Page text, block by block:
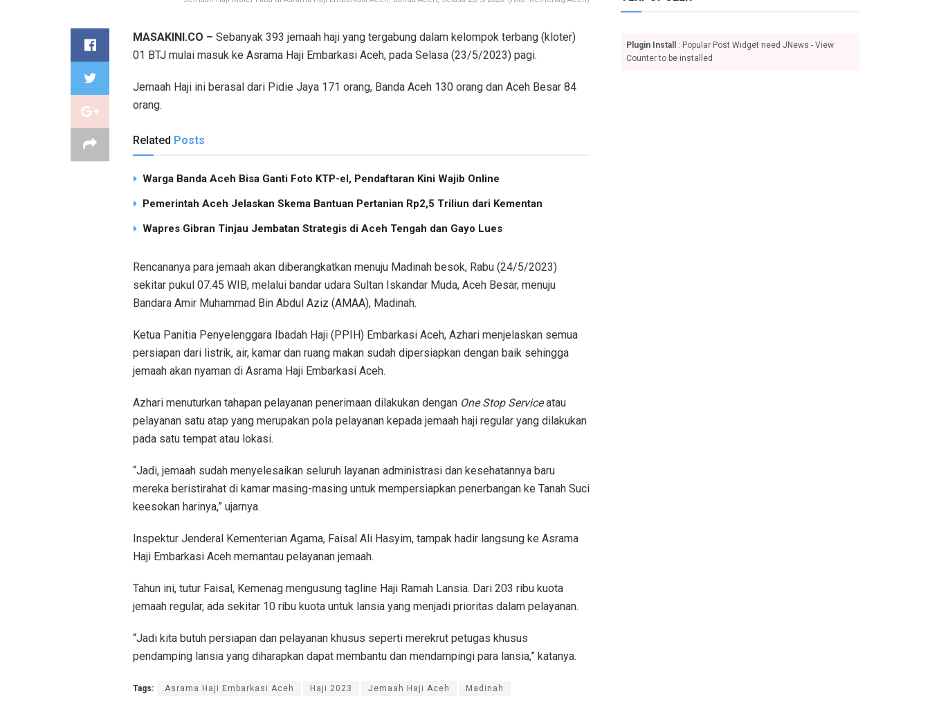
MASAKINI.CO – Sebanyak 393 jemaah haji yang tergabung dalam kelompok terbang (kloter)
01 BTJ mulai masuk ke Asrama Haji Embarkasi Aceh, pada Selasa (23/5/2023) pagi.
Jemaah Haji ini berasal dari Pidie Jaya 171 orang, Banda Aceh 130 orang dan Aceh Besar 84
orang.
Related Posts
Warga Banda Aceh Bisa Ganti Foto KTP-el, Pendaftaran Kini Wajib Online
Pemerintah Aceh Jelaskan Skema Bantuan Pertanian Rp2,5 Triliun dari Kementan
Wapres Gibran Tinjau Jembatan Strategis di Aceh Tengah dan Gayo Lues
Rencananya para jemaah akan diberangkatkan menuju Madinah besok, Rabu (24/5/2023)
sekitar pukul 07.45 WIB, melalui bandar udara Sultan Iskandar Muda, Aceh Besar, menuju
Bandara Amir Muhammad Bin Abdul Aziz (AMAA), Madinah.
Ketua Panitia Penyelenggara Ibadah Haji (PPIH) Embarkasi Aceh, Azhari menjelaskan semua
persiapan dari listrik, air, kamar dan ruang makan sudah dipersiapkan dengan baik sehingga
jemaah akan nyaman di Asrama Haji Embarkasi Aceh.
Azhari menuturkan tahapan pelayanan penerimaan dilakukan dengan One Stop Serviceatau
pelayanan satu atap yang merupakan pola pelayanan kepada jemaah haji regular yang dilakukan
pada satu tempat atau lokasi.
“Jadi, jemaah sudah menyelesaikan seluruh layanan administrasi dan kesehatannya baru
mereka beristirahat di kamar masing-masing untuk mempersiapkan penerbangan ke Tanah Suci
keesokan harinya,” ujarnya.
Inspektur Jenderal Kementerian Agama, Faisal Ali Hasyim, tampak hadir langsung ke Asrama
Haji Embarkasi Aceh memantau pelayanan jemaah.
Tahun ini, tutur Faisal, Kemenag mengusung tagline Haji Ramah Lansia. Dari 203 ribu kuota
jemaah regular, ada sekitar 10 ribu kuota untuk lansia yang menjadi prioritas dalam pelayanan.
“Jadi kita butuh persiapan dan pelayanan khusus seperti merekrut petugas khusus
pendamping lansia yang diharapkan dapat membantu dan mendampingi para lansia,” katanya.
Tags: Asrama Haji Embarkasi Aceh Haji 2023 Jemaah Haji Aceh Madinah
Plugin Install
: Popular Post Widget need JNews - View
Counter to be installed